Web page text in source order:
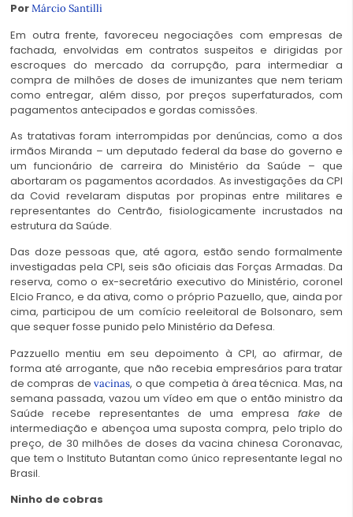
PorMárcio Santilli
Em outra frente, favoreceu negociações com empresas de
fachada, envolvidas em contratos suspeitos e dirigidas por
escroques do mercado da corrupção, para intermediar a
compra de milhões de doses de imunizantes que nem teriam
como entregar, além disso, por preços superfaturados, com
pagamentos antecipados e gordas comissões.
As tratativas foram interrompidas por denúncias, como a dos
irmãos Miranda – um deputado federal da base do governo e
um funcionário de carreira do Ministério da Saúde – que
abortaram os pagamentos acordados. As investigações da CPI
da Covid revelaram disputas por propinas entre militares e
representantes do Centrão, fisiologicamente incrustados na
estrutura da Saúde.
Das doze pessoas que, até agora, estão sendo formalmente
investigadas pela CPI, seis são oficiais das Forças Armadas. Da
reserva, como o ex-secretário executivo do Ministério, coronel
Elcio Franco, e da ativa, como o próprio Pazuello, que, ainda por
cima, participou de um comício reeleitoral de Bolsonaro, sem
que sequer fosse punido pelo Ministério da Defesa.
Pazzuello mentiu em seu depoimento à CPI, ao afirmar, de
forma até arrogante, que não recebia empresários para tratar
de compras devacinas, o que competia à área técnica. Mas, na
semana passada, vazou um vídeo em que o então ministro da
Saúde recebe representantes de uma empresa fakede
intermediação e abençoa uma suposta compra, pelo triplo do
preço, de 30 milhões de doses da vacina chinesa Coronavac,
que tem o Instituto Butantan como único representante legal no
Brasil.
Ninho de cobras